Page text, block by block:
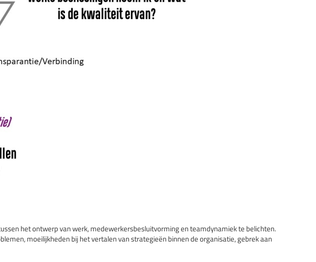
het ontwerp van werk, medewerkersbesluitvorming en teamdynamiek te belichten.
moeilijkheden bij het vertalen van strategieën binnen de organisatie, gebrek aan